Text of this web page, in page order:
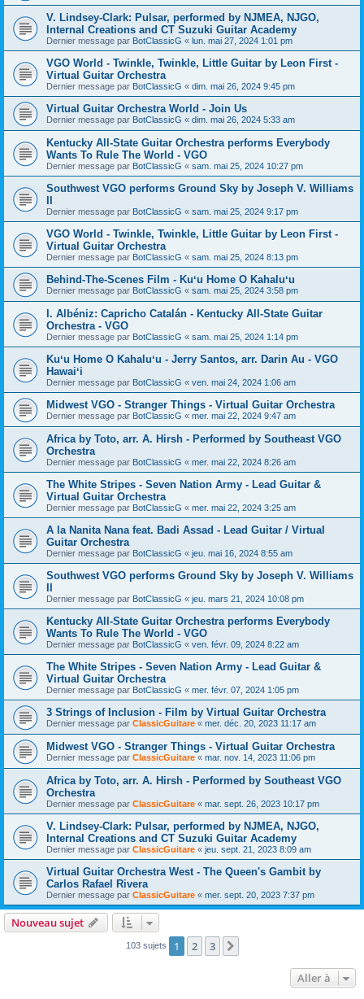
V. Lindsey-Clark: Pulsar, performed by NJMEA, NJGO,
Internal Creations and CT Suzuki Guitar Academy
Dernier message par BotClassicG « lun. mai 27, 2024 1:01 pm
VGO World - Twinkle, Twinkle, Little Guitar by Leon First -
Virtual Guitar Orchestra
Dernier message par BotClassicG « dim. mai 26, 2024 9:45 pm
Virtual Guitar Orchestra World - Join Us
Dernier message par BotClassicG « dim. mai 26, 2024 5:33 am
Kentucky All-State Guitar Orchestra performs Everybody
Wants To Rule The World - VGO
Dernier message par BotClassicG « sam. mai 25, 2024 10:27 pm
Southwest VGO performs Ground Sky by Joseph V. Williams
Dernier message par BotClassicG « sam. mai 25, 2024 9:17 pm
VGO World - Twinkle, Twinkle, Little Guitar by Leon First -
Virtual Guitar Orchestra
Dernier message par BotClassicG « sam. mai 25, 2024 8:13 pm
Behind-The-Scenes Film - Kuʻu Home O Kahaluʻu
Dernier message par BotClassicG « sam. mai 25, 2024 3:58 pm
I. Albéniz: Capricho Catalán - Kentucky All-State Guitar
Orchestra - VGO
Dernier message par BotClassicG « sam. mai 25, 2024 1:14 pm
Kuʻu Home O Kahaluʻu - Jerry Santos, arr. Darin Au - VGO
Hawaiʻi
Dernier message par BotClassicG « ven. mai 24, 2024 1:06 am
Midwest VGO - Stranger Things - Virtual Guitar Orchestra
Dernier message par BotClassicG « mer. mai 22, 2024 9:47 am
Africa by Toto, arr. A. Hirsh - Performed by Southeast VGO
Orchestra
Dernier message par BotClassicG « mer. mai 22, 2024 8:26 am
The White Stripes - Seven Nation Army - Lead Guitar &
Virtual Guitar Orchestra
Dernier message par BotClassicG « mer. mai 22, 2024 3:25 am
A la Nanita Nana feat. Badi Assad - Lead Guitar / Virtual
Guitar Orchestra
Dernier message par BotClassicG « jeu. mai 16, 2024 8:55 am
Southwest VGO performs Ground Sky by Joseph V. Williams
Dernier message par BotClassicG « jeu. mars 21, 2024 10:08 pm
Kentucky All-State Guitar Orchestra performs Everybody
Wants To Rule The World - VGO
Dernier message par BotClassicG « ven. févr. 09, 2024 8:22 am
The White Stripes - Seven Nation Army - Lead Guitar &
Virtual Guitar Orchestra
Dernier message par BotClassicG « mer. févr. 07, 2024 1:05 pm
3 Strings of Inclusion - Film by Virtual Guitar Orchestra
Dernier message par ClassicGuitare « mer. déc. 20, 2023 11:17 am
Midwest VGO - Stranger Things - Virtual Guitar Orchestra
Dernier message par ClassicGuitare « mar. nov. 14, 2023 11:06 pm
Africa by Toto, arr. A. Hirsh - Performed by Southeast VGO
Orchestra
Dernier message par ClassicGuitare « mar. sept. 26, 2023 10:17 pm
V. Lindsey-Clark: Pulsar, performed by NJMEA, NJGO,
Internal Creations and CT Suzuki Guitar Academy
Dernier message par ClassicGuitare « jeu. sept. 21, 2023 8:09 am
Virtual Guitar Orchestra West - The Queen's Gambit by
Carlos Rafael Rivera
Dernier message par ClassicGuitare « mer. sept. 20, 2023 7:37 pm
Nouveau sujet
103 sujets 1 2 3
Aller à